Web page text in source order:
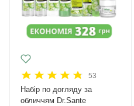
53
Набір по догляду за
обличчям Dr.Sante